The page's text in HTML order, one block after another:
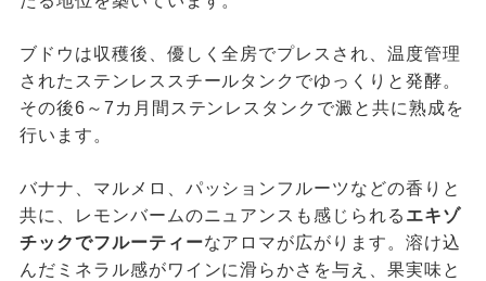
ブドウは収穫後、優しく全房でプレスされ、温度管理
されたステンレススチールタンクでゆっくりと発酵。
その後6～7カ月間ステンレスタンクで澱と共に熟成を
行います。
バナナ、マルメロ、パッションフルーツなどの香りと
共に、レモンバームのニュアンスも感じられる エキゾ
チックでフルーティーなアロマが広がります。溶け込
んだミネラル感がワインに滑らかさを与え、果実味と